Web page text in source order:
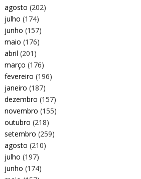
agosto (202)
julho (174)
junho (157)
maio (176)
abril (201)
março (176)
fevereiro (196)
janeiro (187)
dezembro (157)
novembro (155)
outubro (218)
setembro (259)
agosto (210)
julho (197)
junho (174)